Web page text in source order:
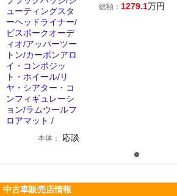
ューティングスタ
ーヘッドライナー/
ビスポークオーデ
ィオ/アッパーツー
トン/カーボンアロ
イ・コンポジッ
ト・ホイール/リ
ヤ・シアター・コ
ンフィギュレーシ
ョン/ラムウールフ
ロアマット /
本体： 応談
総額： 1279.1万円
中古車販売店情報